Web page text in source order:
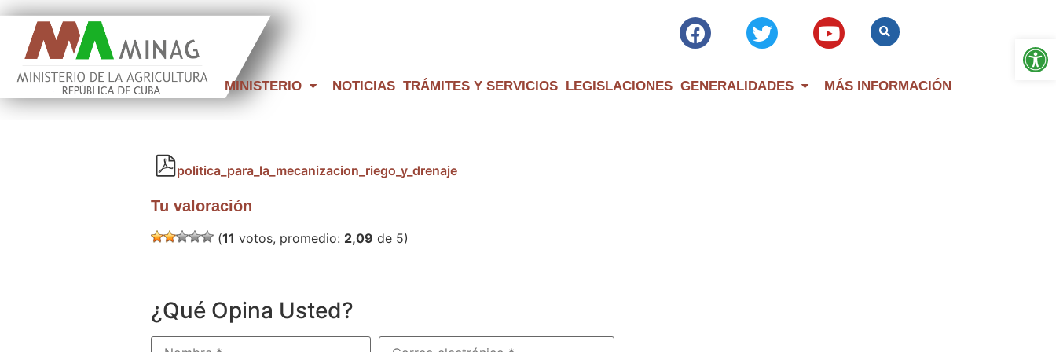
MINISTERIO NOTICIAS TRÁMITES Y SERVICIOS LEGISLACIONES GENERALIDADES MÁS INFORMACIÓN
politica_para_la_mecanizacion_riego_y_drenaje
Tu valoración
(11 votos, promedio: 2,09 de 5)
¿Qué Opina Usted?